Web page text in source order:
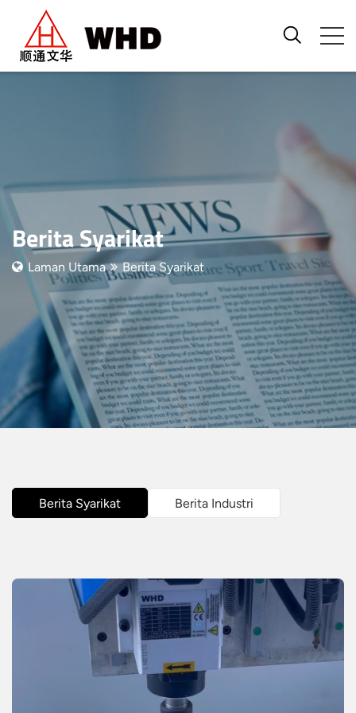
Berita Syarikat
Laman Utama Berita Syarikat
Berita Syarikat Berita Industri